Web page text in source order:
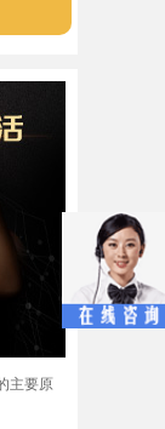
主要原